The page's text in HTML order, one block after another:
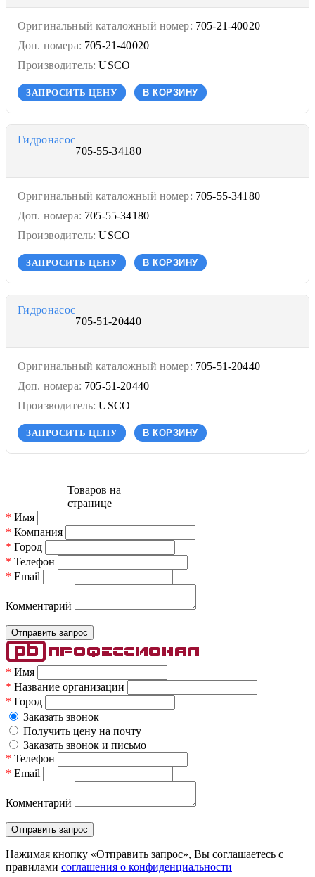
Оригинальный каталожный номер: 705-21-40020
Доп. номера: 705-21-40020
Производитель: USCO
ЗАПРОСИТЬ ЦЕНУ В КОРЗИНУ
Гидронасос
705-55-34180
Оригинальный каталожный номер: 705-55-34180
Доп. номера: 705-55-34180
Производитель: USCO
ЗАПРОСИТЬ ЦЕНУ В КОРЗИНУ
Гидронасос
705-51-20440
Оригинальный каталожный номер: 705-51-20440
Доп. номера: 705-51-20440
Производитель: USCO
ЗАПРОСИТЬ ЦЕНУ В КОРЗИНУ
Товаров на
странице
* Имя
* Компания
* Город
* Телефон
* Email
Комментарий
* Имя
* Название организации
* Город
Заказать звонок
Получить цену на почту
Заказать звонок и письмо
* Телефон
* Email
Комментарий
Нажимая кнопку «Отправить запрос», Вы соглашаетесь c
правилами соглашения о конфиденциальности